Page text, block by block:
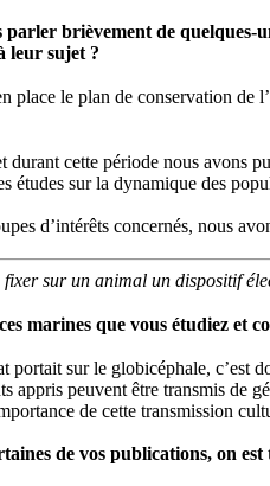
parler brièvement de quelques-
leur sujet ?
place le plan de conservation
durant cette période nous avons
études sur la dynamique des
d’intérêts concernés, nous
sur un animal un dispositif
marines que vous étudiez et
portait sur le globicéphale, c’est
appris peuvent être transmis de
de cette transmission
de vos publications, on